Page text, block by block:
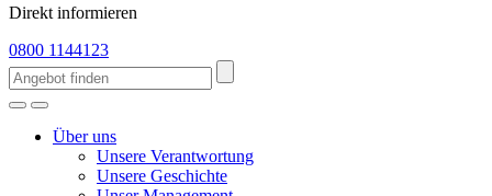
Direkt informieren
0800 1144123
Über uns
Unsere Verantwortung
Unsere Geschichte